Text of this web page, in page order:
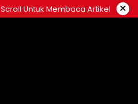
Scroll Untuk Membaca Artikel ×